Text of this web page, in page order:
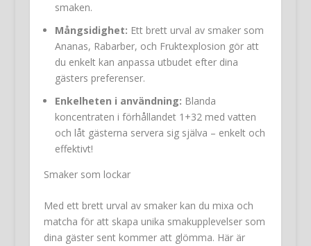
smaken.
Mångsidighet: Ett brett urval av smaker som
Ananas, Rabarber, och Fruktexplosion gör att
du enkelt kan anpassa utbudet efter dina
gästers preferenser.
Enkelheten i användning: Blanda
koncentraten i förhållandet 1+32 med vatten
och låt gästerna servera sig själva – enkelt och
effektivt!
Smaker som lockar
Med ett brett urval av smaker kan du mixa och
matcha för att skapa unika smakupplevelser som
dina gäster sent kommer att glömma. Här är